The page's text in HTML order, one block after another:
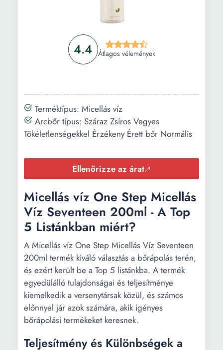
4.4 Átlagos vélemények
Terméktípus: Micellás víz
Arcbőr típus: Száraz Zsíros Vegyes
Tökéletlenségekkel Érzékeny Érett bőr Normális
Ellenőrizze az árat
Micellás víz One Step Micellás
Víz Seventeen 200ml - A Top
5 Listánkban miért?
A Micellás víz One Step Micellás Víz Seventeen
200ml termék kiváló választás a bőrápolás terén,
és ezért került be a Top 5 listánkba. A termék
egyedülálló tulajdonságai és teljesítménye
kiemelkedik a versenytársak közül, és számos
előnnyel jár azok számára, akik igényes
bőrápolási termékeket keresnek.
Teljesítmény és Különbségek a